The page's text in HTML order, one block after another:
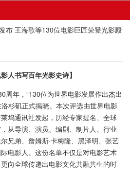
布 王海歌等130位电影巨匠荣登光影殿
人书写百年光影史诗】
年，“130位为世界电影发展作出杰出
杉矶正式揭晓。本次评选由世界电影
坞通讯社发起，历经专家提名、全球
从导演、演员、编剧、制片人、行业
兄弟、詹姆斯·卡梅隆、黑泽明、张艺
电影人。这份名单不仅是对电影艺术
向全球传递出电影文化共融共生的时